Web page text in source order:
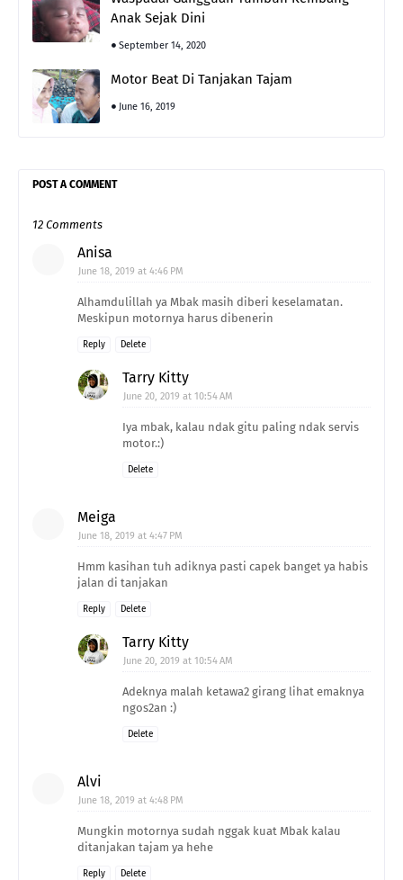
Anak Sejak Dini
September 14, 2020
Motor Beat Di Tanjakan Tajam
June 16, 2019
POST A COMMENT
12 Comments
Anisa
June 18, 2019 at 4:46 PM
Alhamdulillah ya Mbak masih diberi keselamatan.
Meskipun motornya harus dibenerin
Reply Delete
Tarry Kitty
June 20, 2019 at 10:54 AM
Iya mbak, kalau ndak gitu paling ndak servis
motor.:)
Delete
Meiga
June 18, 2019 at 4:47 PM
Hmm kasihan tuh adiknya pasti capek banget ya habis
jalan di tanjakan
Reply Delete
Tarry Kitty
June 20, 2019 at 10:54 AM
Adeknya malah ketawa2 girang lihat emaknya
ngos2an :)
Delete
Alvi
June 18, 2019 at 4:48 PM
Mungkin motornya sudah nggak kuat Mbak kalau
ditanjakan tajam ya hehe
Reply Delete